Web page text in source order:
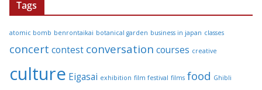
Tags
atomic bomb benrontaikai botanical garden business in japan classes
concert contest conversation courses creative
culture Eigasai exhibition film festival films food Ghibli